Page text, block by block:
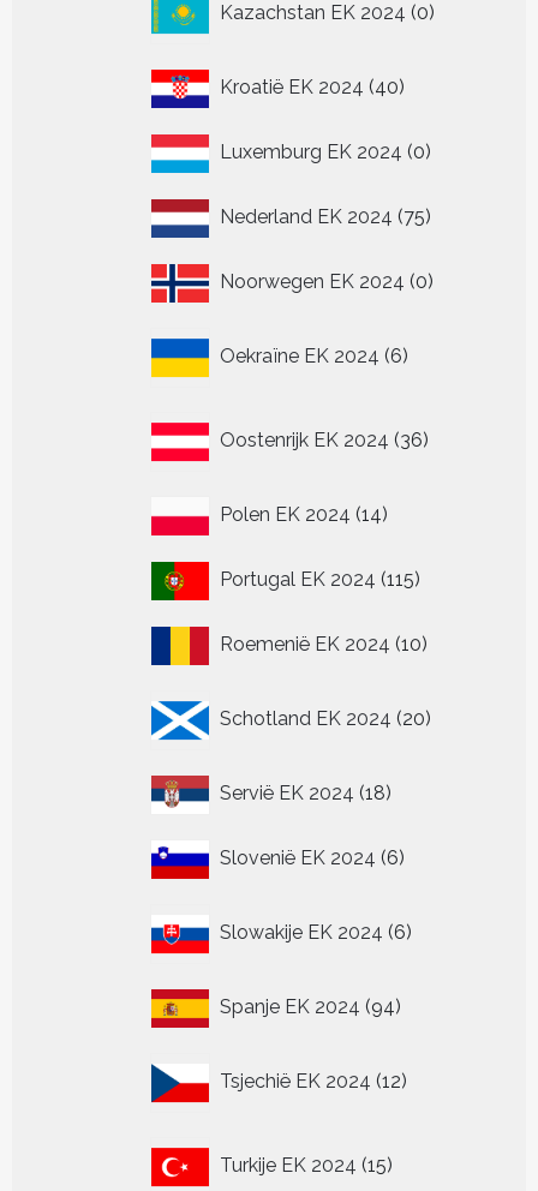
Kazachstan EK 2024 0
producten
Kroatië EK 2024 4040
Luxemburg EK 2024 00
Nederland EK 2024 7575
Noorwegen EK 2024 00
Oekraïne EK 2024 6
producten
Oostenrijk EK 2024 36
producten
Polen EK 2024 1414
Portugal EK 2024 115115
Roemenië EK 2024 1010
Schotland EK 2024 20
producten
Servië EK 2024 1818
Slovenië EK 2024 66
Slowakije EK 2024 6
producten
Spanje EK 2024 9494
Tsjechië EK 2024 12
producten
Turkije EK 2024 15
producten